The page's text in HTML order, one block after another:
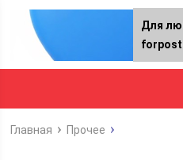
Главная Прочее
Для